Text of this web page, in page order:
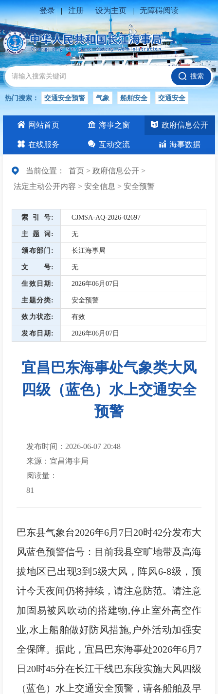
登录 | 注册 设为主页 | 无障碍阅读
搜索
热门搜索： 交通安全预警 气象 船舶安全 交通安全
水位公告 安全 交通 交通安全知识 长江
网站首页 海事之窗 政府信息公开
在线服务 互动交流 海事数据
当前位置： 首页 > 政府信息公开 >
法定主动公开内容 > 安全信息 > 安全预警
索引号 CJMSA-AQ-2026-02697
主题词 无
颁布部门 长江海事局
文号 无
生效日期 2026年06月07日
主题分类 安全预警
效力状态 有效
发布日期 2026年06月07日
宜昌巴东海事处气象类大风
四级（蓝色）水上交通安全
预警
发布时间：2026-06-07 20:48
来源：宜昌海事局
阅读量：
81
巴东县气象台2026年6月7日20时42分发布大
风蓝色预警信号：目前我县空旷地带及高海
拔地区已出现3到5级大风，阵风6-8级，预
计今天夜间仍将持续，请注意防范。请注意
加固易被风吹动的搭建物,停止室外高空作
业,水上船舶做好防风措施,户外活动加强安
全保障。据此，宜昌巴东海事处2026年6月7
日20时45分在长江干线巴东段实施大风四级
（蓝色）水上交通安全预警，请各船舶及早